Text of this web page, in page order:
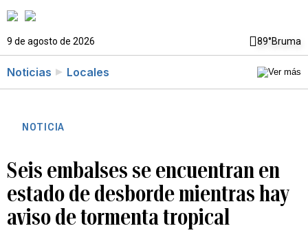
9 de agosto de 2026 89°Bruma
Noticias Locales
NOTICIA
Seis embalses se encuentran en
estado de desborde mientras hay
aviso de tormenta tropical